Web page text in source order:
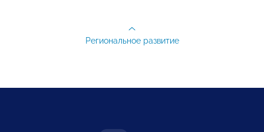
Региональное развитие